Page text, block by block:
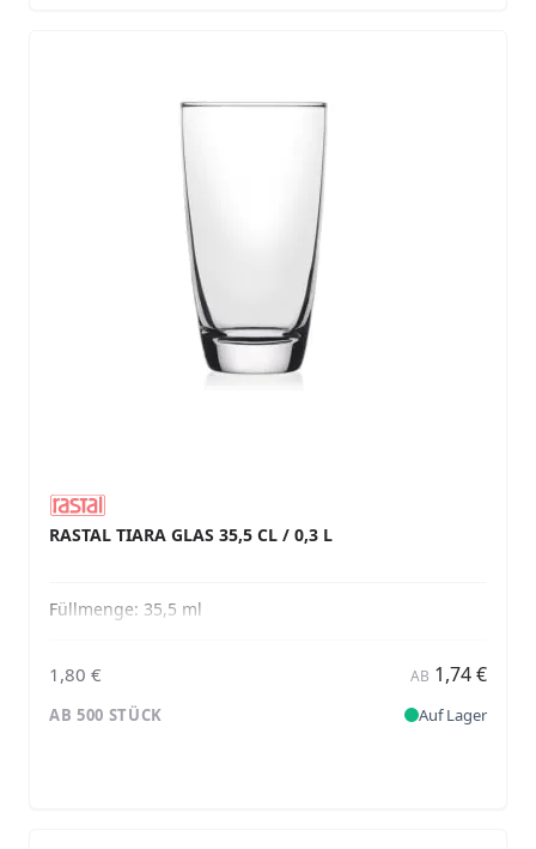
RASTAL TIARA GLAS 35,5 CL / 0,3 L
Füllmenge: 35,5 ml
1,80 € AB 1,74 €
AB 500 STÜCK Auf Lager